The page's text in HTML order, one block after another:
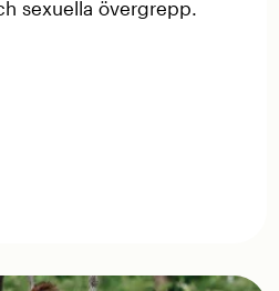
sexuella övergrepp.